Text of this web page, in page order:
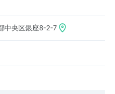
中央区銀座8-2-7